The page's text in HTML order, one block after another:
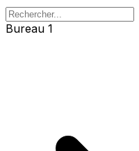
Bureau 1